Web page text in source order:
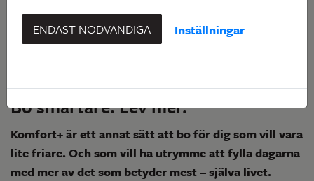
Bo smartare. Lev mer.
Komfort+ är ett annat sätt att bo för dig som vill vara
lite friare. Och som vill ha utrymme att fylla dagarna
med mer av det som betyder mest – själva livet.
ENDAST NÖDVÄNDIGA Inställningar